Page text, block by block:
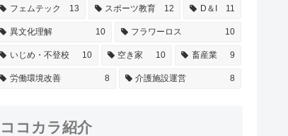
フェムテック 13 スポーツ教育 12 D＆I 11
異文化理解 10 フラワーロス 10
いじめ・不登校 10 空き家 10 畜産業 9
労働環境改善 8 介護施設運営 8
ココカラ紹介